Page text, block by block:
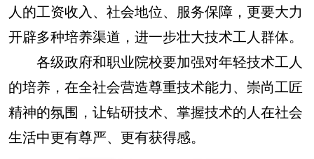
人的工资收入、社会地位、服务保障，更要大力
开辟多种培养渠道，进一步壮大技术工人群体。
各级政府和职业院校要加强对年轻技术工人
的培养，在全社会营造尊重技术能力、崇尚工匠
精神的氛围，让钻研技术、掌握技术的人在社会
生活中更有尊严、更有获得感。